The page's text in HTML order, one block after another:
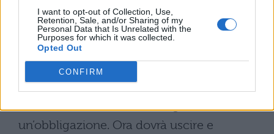
I want to opt-out of Collection, Use,
Retention, Sale, and/or Sharing of my
Personal Data that Is Unrelated with the
Purposes for which it was collected.
Opted Out
CONFIRM
10 –Quando a Natale vi arriva un regalo da
una persona alla quale non avete preso
nulla: “Perché lo hai fatto? Sicuramente
volevi essere generoso, ma come saprai alla
base del rito del dono c’è la reciprocità. Ciò
un’obbligazione. Ora dovrà uscire e